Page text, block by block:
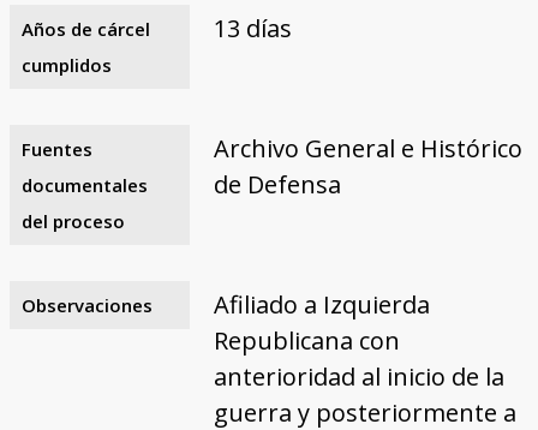
Años de cárcel
cumplidos
13 días
Fuentes
documentales
del proceso
Archivo General e Histórico
de Defensa
Observaciones
Afiliado a Izquierda
Republicana con
anterioridad al inicio de la
guerra y posteriormente a